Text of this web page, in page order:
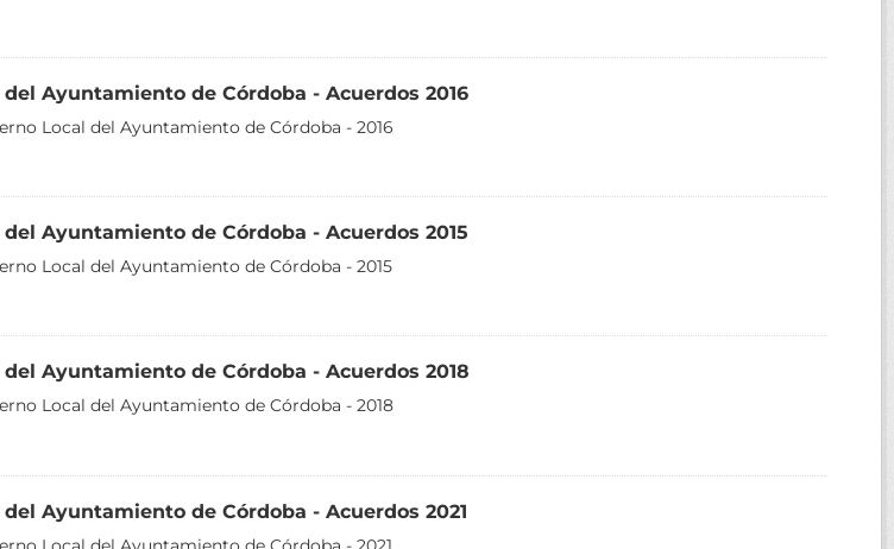
Ayuntamiento de Córdoba - Acuerdos 2016
Local del Ayuntamiento de Córdoba - 2016
Ayuntamiento de Córdoba - Acuerdos 2015
Local del Ayuntamiento de Córdoba - 2015
Ayuntamiento de Córdoba - Acuerdos 2018
Local del Ayuntamiento de Córdoba - 2018
Ayuntamiento de Córdoba - Acuerdos 2021